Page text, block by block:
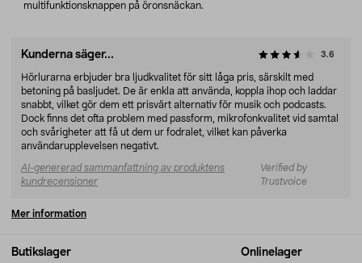
Butikslager Onlinelager
multifunktionsknappen på öronsnäckan.
Kunderna säger... 3.6
Hörlurarna erbjuder bra ljudkvalitet för sitt låga pris, särskilt med
betoning på basljudet. De är enkla att använda, koppla ihop och laddar
snabbt, vilket gör dem ett prisvärt alternativ för musik och podcasts.
Dock finns det ofta problem med passform, mikrofonkvalitet vid samtal
och svårigheter att få ut dem ur fodralet, vilket kan påverka
användarupplevelsen negativt.
AI-genererad sammanfattning av produktens
kundrecensioner
Verified by
Trustvoice
Mer information